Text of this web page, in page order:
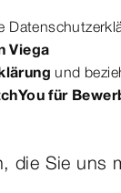
Viega
und
für
die Sie uns